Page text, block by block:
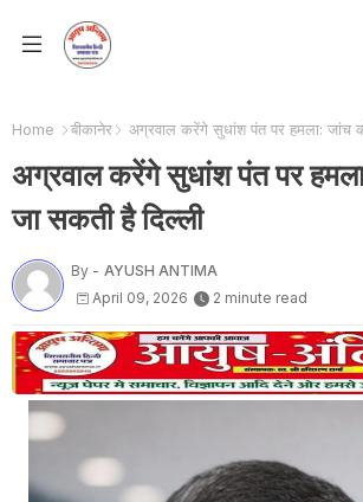
Home बीकानेर अग्रवाल करेंगे सुधांश पंत पर हमला: जांच
अग्रवाल करेंगे सुधांश पंत पर
जा सकती है दिल्ली
By - AYUSH ANTIMA
April 09, 2026
2 minute read